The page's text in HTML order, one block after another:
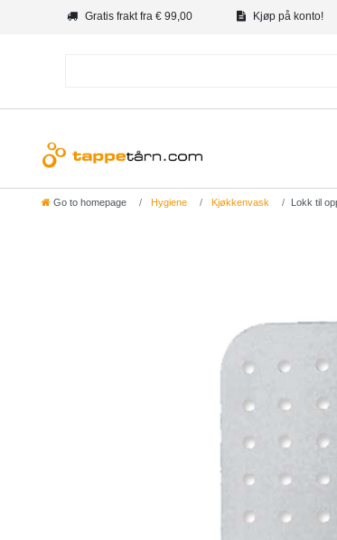
Gratis frakt fra € 99,00 Kjøp på konto!
Go to homepage Hygiene Kjøkkenvask Lokk til